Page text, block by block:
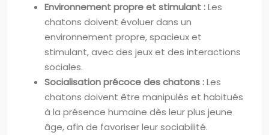
Environnement propre et stimulant :Les
chatons doivent évoluer dans un
environnement propre, spacieux et
stimulant, avec des jeux et des interactions
sociales.
Socialisation précoce des chatons :Les
chatons doivent être manipulés et habitués
à la présence humaine dès leur plus jeune
âge, afin de favoriser leur sociabilité.